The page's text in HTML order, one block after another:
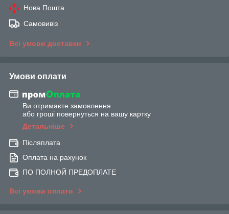
Нова Пошта
Самовивіз
Всі умови доставки
Умови оплати
Ви отримаєте замовлення
або гроші повернуться на вашу картку
Детальніше
Післяплата
Оплата на рахунок
ПО ПОЛНОЙ ПРЕДОПЛАТЕ
Всі умови оплати